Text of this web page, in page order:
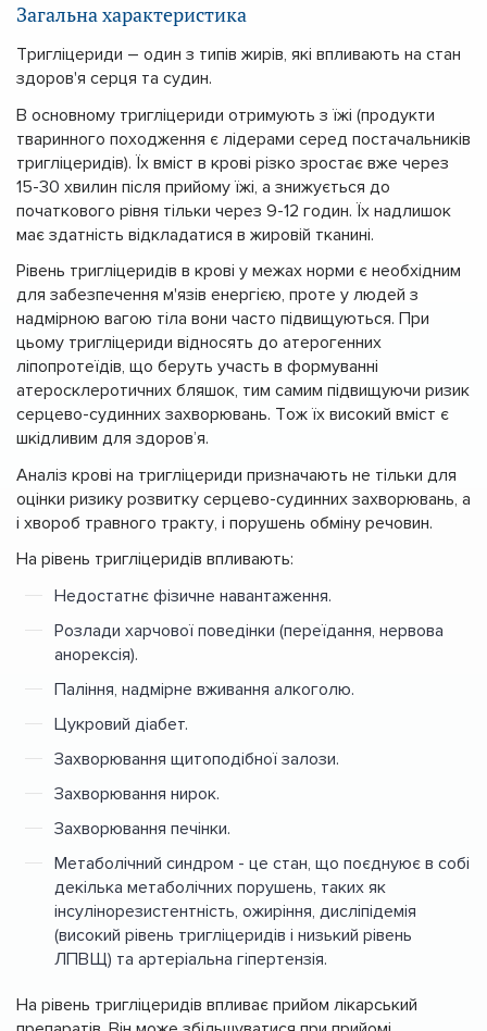
Загальна характеристика
Тригліцериди – один з типів жирів, які впливають на стан
здоров'я серця та судин.
В основному тригліцериди отримують з їжі (продукти
тваринного походження є лідерами серед постачальників
тригліцеридів). Їх вміст в крові різко зростає вже через
15-30 хвилин після прийому їжі, а знижується до
початкового рівня тільки через 9-12 годин. Їх надлишок
має здатність відкладатися в жировій тканині.
Рівень тригліцеридів в крові у межах норми є необхідним
для забезпечення м'язів енергією, проте у людей з
надмірною вагою тіла вони часто підвищуються. При
цьому тригліцериди відносять до атерогенних
ліпопротеїдів, що беруть участь в формуванні
атеросклеротичних бляшок, тим самим підвищуючи ризик
серцево-судинних захворювань. Тож їх високий вміст є
шкідливим для здоров’я.
Аналіз крові на тригліцериди призначають не тільки для
оцінки ризику розвитку серцево-судинних захворювань, а
і хвороб травного тракту, і порушень обміну речовин.
На рівень тригліцеридів впливають:
Недостатнє фізичне навантаження.
Розлади харчової поведінки (переїдання, нервова
анорексія).
Паління, надмірне вживання алкоголю.
Цукровий діабет.
Захворювання щитоподібної залози.
Захворювання нирок.
Захворювання печінки.
Метаболічний синдром - це стан, що поєднуює в собі
декілька метаболічних порушень, таких як
інсулінорезистентність, ожиріння, дисліпідемія
(високий рівень тригліцеридів і низький рівень
ЛПВЩ) та артеріальна гіпертензія.
На рівень тригліцеридів впливає прийом лікарський